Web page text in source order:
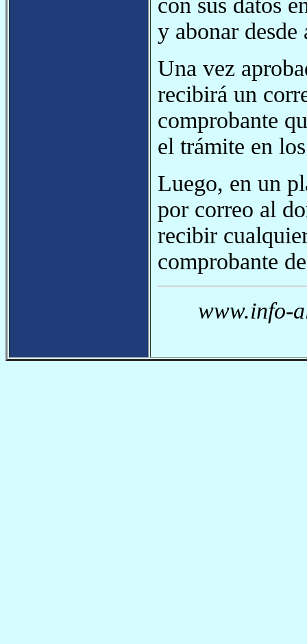
y abonar
Una vez
recibirá un
comprobante
el trámite en
Luego, en un
por correo al
recibir
comprobante
www.info-